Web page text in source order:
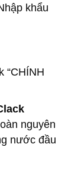
khẩu
“CHÍNH
nguyên
nước đầu